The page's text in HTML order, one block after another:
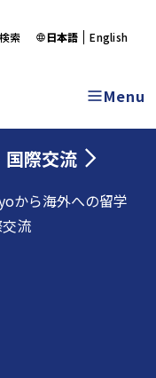
Menu
国際交流
から海外への留学
流
検索 日本語 English